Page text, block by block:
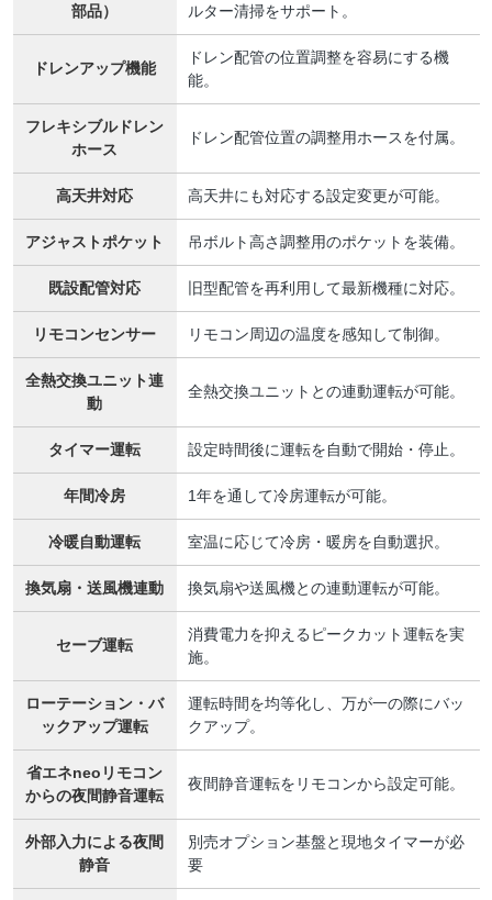
部品）
ルター清掃をサポート。
ドレンアップ機能
ドレン配管の位置調整を容易にする機
能。
フレキシブルドレン
ホース
ドレン配管位置の調整用ホースを付属。
高天井対応 高天井にも対応する設定変更が可能。
アジャストポケット 吊ボルト高さ調整用のポケットを装備。
既設配管対応 旧型配管を再利用して最新機種に対応。
リモコンセンサー リモコン周辺の温度を感知して制御。
全熱交換ユニット連
動
全熱交換ユニットとの連動運転が可能。
タイマー運転 設定時間後に運転を自動で開始・停止。
年間冷房 1年を通して冷房運転が可能。
冷暖自動運転 室温に応じて冷房・暖房を自動選択。
換気扇・送風機連動 換気扇や送風機との連動運転が可能。
セーブ運転
消費電力を抑えるピークカット運転を実
施。
ローテーション・バ
ックアップ運転
運転時間を均等化し、万が一の際にバッ
クアップ。
省エネneoリモコン
からの夜間静音運転
夜間静音運転をリモコンから設定可能。
外部入力による夜間
静音
別売オプション基盤と現地タイマーが必
要